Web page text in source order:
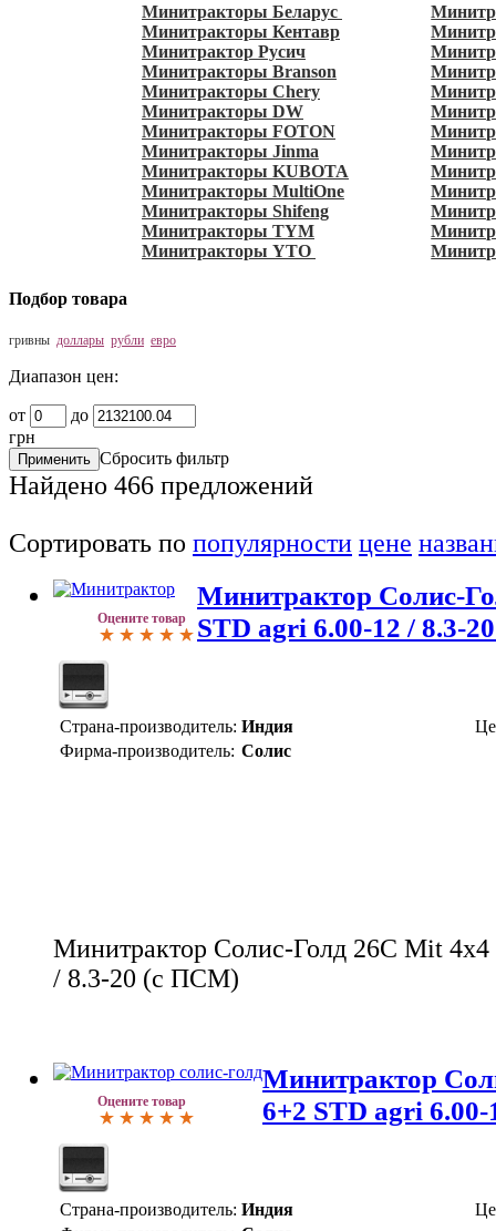
Минитракторы Беларус
Минитракторы Кентавр
Минитрактор Русич
Минитракторы Branson
Минитракторы Chery
Минитракторы DW
Минитракторы FOTON
Минитракторы Jinma
Минитракторы KUBOTA
Минитракторы MultiOne
Минитракторы Shifeng
Минитракторы TYM
Минитракторы YTO
Подбор товара
гривны доллары рубли евро
Диапазон цен:
от
до
грн
Сбросить фильтр
Найдено 466 предложений
Сортировать по популярности цене
Оцените товар
Минитрактор Солис-
STD agri 6.00-12 / 8.3-
Страна-производитель: Индия
Фирма-производитель: Солис
Минитрактор Солис-Голд 26С Mit 4x4
/ 8.3-20 (c ПСМ)
Оцените товар
Минитрактор
6+2 STD agri
Страна-производитель: Индия